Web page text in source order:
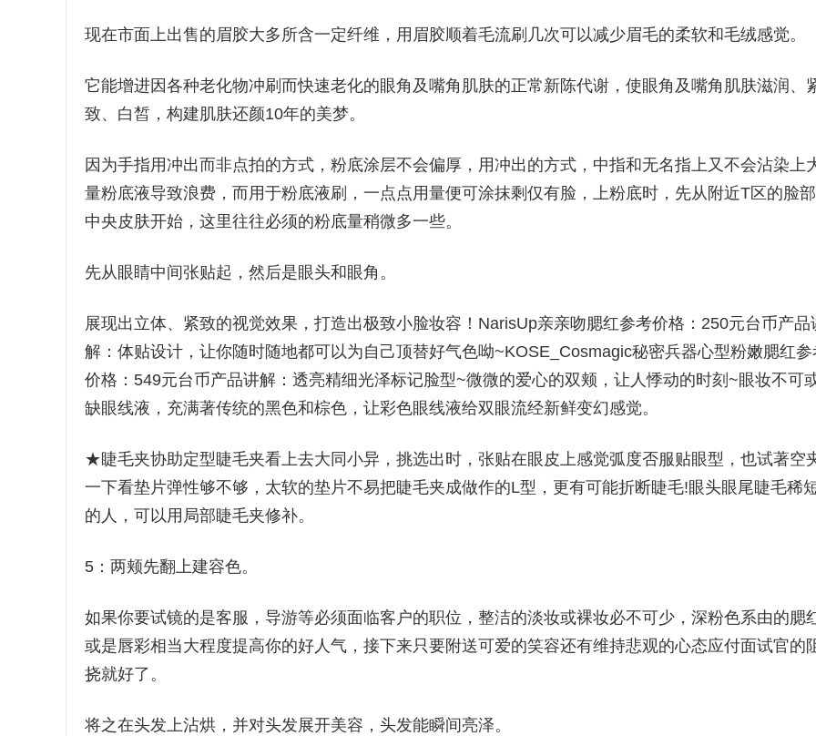
现在市面上出售的眉胶大多所含一定纤维，用眉胶顺着毛流刷几次可以减少眉毛的柔软和毛绒感觉。
它能增进因各种老化物冲刷而快速老化的眼角及嘴角肌肤的正常新陈代谢，使眼角及嘴角肌肤滋润、
致、白皙，构建肌肤还颜10年的美梦。
因为手指用冲出而非点拍的方式，粉底涂层不会偏厚，用冲出的方式，中指和无名指上又不会沾染上
量粉底液导致浪费，而用于粉底液刷，一点点用量便可涂抹剩仅有脸，上粉底时，先从附近T区的脸部
中央皮肤开始，这里往往必须的粉底量稍微多一些。
先从眼睛中间张贴起，然后是眼头和眼角。
展现出立体、紧致的视觉效果，打造出极致小脸妆容！NarisUp亲亲吻腮红参考价格：250元台币产品
解：体贴设计，让你随时随地都可以为自己顶替好气色呦~KOSE_Cosmagic秘密兵器心型粉嫩腮红参
价格：549元台币产品讲解：透亮精细光泽标记脸型~微微的爱心的双颊，让人悸动的时刻~眼妆不可
缺眼线液，充满著传统的黑色和棕色，让彩色眼线液给双眼流经新鲜变幻感觉。
★睫毛夹协助定型睫毛夹看上去大同小异，挑选出时，张贴在眼皮上感觉弧度否服贴眼型，也试著空
一下看垫片弹性够不够，太软的垫片不易把睫毛夹成做作的L型，更有可能折断睫毛!眼头眼尾睫毛稀
的人，可以用局部睫毛夹修补。
5：两颊先翻上建容色。
如果你要试镜的是客服，导游等必须面临客户的职位，整洁的淡妆或裸妆必不可少，深粉色系由的腮
或是唇彩相当大程度提高你的好人气，接下来只要附送可爱的笑容还有维持悲观的心态应付面试官的
挠就好了。
将之在头发上沾烘，并对头发展开美容，头发能瞬间亮泽。